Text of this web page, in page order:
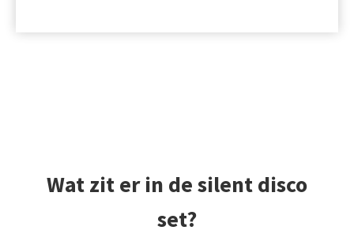
Wat zit er in de silent disco
set?